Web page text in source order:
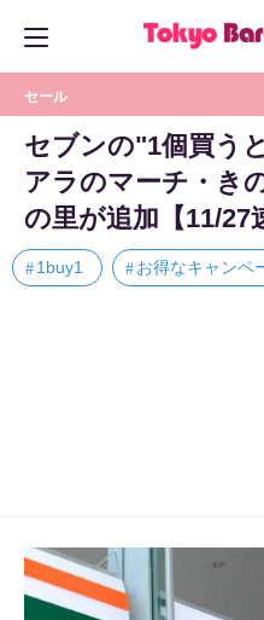
セール
セブンの"1個買う
アラのマーチ・き
の里が追加【11/27
1buy1 お得なキャンペ